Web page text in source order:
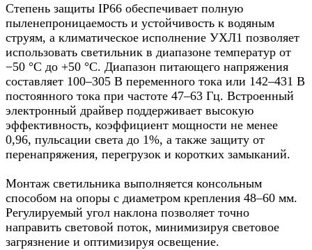
Степень защиты IP66 обеспечивает полную
пыленепроницаемость и устойчивость к водяным
струям, а климатическое исполнение УХЛ1 позволяет
использовать светильник в диапазоне температур от
−50 °C до +50 °C. Диапазон питающего напряжения
составляет 100–305 В переменного тока или 142–431 В
постоянного тока при частоте 47–63 Гц. Встроенный
электронный драйвер поддерживает высокую
эффективность, коэффициент мощности не менее
0,96, пульсации света до 1%, а также защиту от
перенапряжения, перегрузок и коротких замыканий.
Монтаж светильника выполняется консольным
способом на опоры с диаметром крепления 48–60 мм.
Регулируемый угол наклона позволяет точно
направить световой поток, минимизируя световое
загрязнение и оптимизируя освещение.